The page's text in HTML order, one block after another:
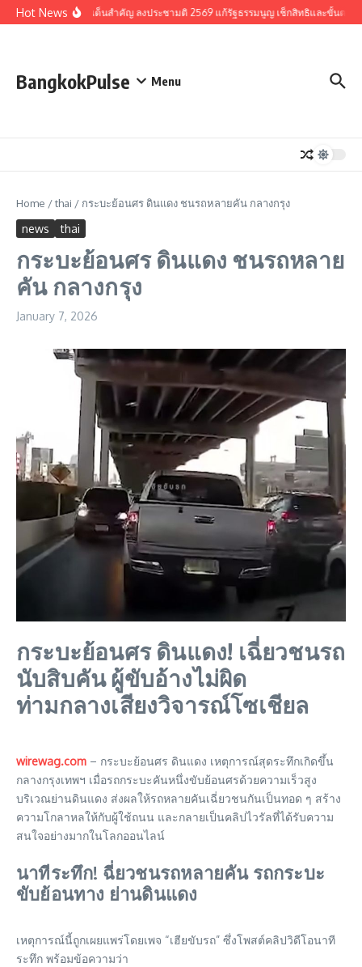
Skip to content
Hot Newsรวมประเด็นสำคัญ ลงประชามติ 2569 แก้รัฐธรรมนูญ เช็กสิทธิและขั้นตอน
BangkokPulse Menu
Home /thai / กระบะย้อนศร ดินแดง ชนรถหลายคัน กลางกรุง
news thai
กระบะย้อนศร ดินแดง ชนรถหลาย
คัน กลางกรุง
January 7, 2026
กระบะย้อนศร ดินแดง! เฉี่ยวชนรถ
นับสิบคัน ผู้ขับอ้างไม่ผิด
ท่ามกลางเสียงวิจารณ์โซเชียล
wirewag.com – กระบะย้อนศร ดินแดง เหตุการณ์สุดระทึกเกิดขึ้น
กลางกรุงเทพฯ เมื่อรถกระบะคันหนึ่งขับย้อนศรด้วยความเร็วสูง
บริเวณย่านดินแดง ส่งผลให้รถหลายคันเฉี่ยวชนกันเป็นทอด ๆ สร้าง
ความโกลาหลให้กับผู้ใช้ถนน และกลายเป็นคลิปไวรัลที่ได้รับความ
สนใจอย่างมากในโลกออนไลน์
นาทีระทึก! ฉี่ยวชนรถหลายคัน รถกระบะ
ขับย้อนทาง ย่านดินแดง
เหตุการณ์นี้ถูกเผยแพร่โดยเพจ “เฮียขับรถ” ซึ่งโพสต์คลิปวิดีโอนาที
ระทึก พร้อมข้อความว่า